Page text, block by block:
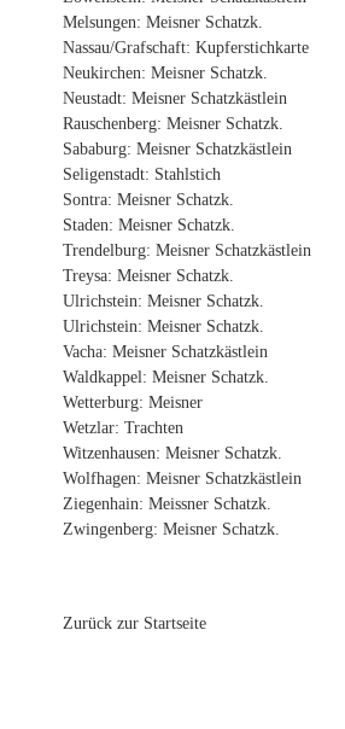
Melsungen: Meisner Schatzk.
Nassau/Grafschaft: Kupferstichkarte
Neukirchen: Meisner Schatzk.
Neustadt: Meisner Schatzkästlein
Rauschenberg: Meisner Schatzk.
Sababurg: Meisner Schatzkästlein
Seligenstadt: Stahlstich
Sontra: Meisner Schatzk.
Staden: Meisner Schatzk.
Trendelburg: Meisner Schatzkästlein
Treysa: Meisner Schatzk.
Ulrichstein: Meisner Schatzk.
Ulrichstein: Meisner Schatzk.
Vacha: Meisner Schatzkästlein
Waldkappel: Meisner Schatzk.
Wetterburg: Meisner
Wetzlar: Trachten
Witzenhausen: Meisner Schatzk.
Wolfhagen: Meisner Schatzkästlein
Ziegenhain: Meissner Schatzk.
Zwingenberg: Meisner Schatzk.
Zurück zur Startseite